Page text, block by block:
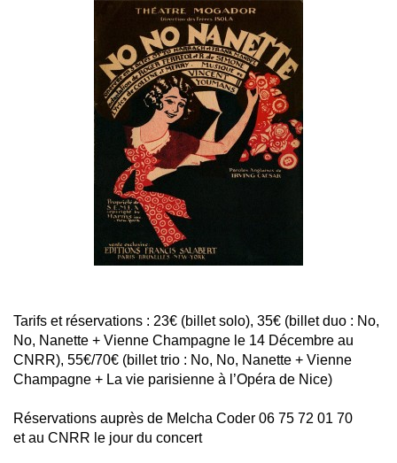
Tarifs et réservations : 23€ (billet solo), 35€ (billet duo : No,
No, Nanette + Vienne Champagne le 14 Décembre au
CNRR), 55€/70€ (billet trio : No, No, Nanette + Vienne
Champagne + La vie parisienne à l’Opéra de Nice)
Réservations auprès de Melcha Coder 06 75 72 01 70
et au CNRR le jour du concert